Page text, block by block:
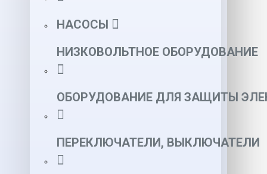
НАСОСЫ
НИЗКОВОЛЬТНОЕ ОБОРУДОВАНИЕ
ОБОРУДОВАНИЕ ДЛЯ ЗАЩИТЫ
ПЕРЕКЛЮЧАТЕЛИ, ВЫКЛЮЧАТЕЛИ